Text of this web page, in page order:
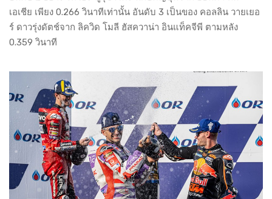
เอเชีย เพียง 0.266 วินาทีเท่านั้น อันดับ 3 เป็นของ คอลลิน วายเยอ
ร์ ดาวรุ่งดัตช์จาก ลิควิด โมลี ฮัสควาน่า อินแท็คจีพี ตามหลัง
0.359 วินาที